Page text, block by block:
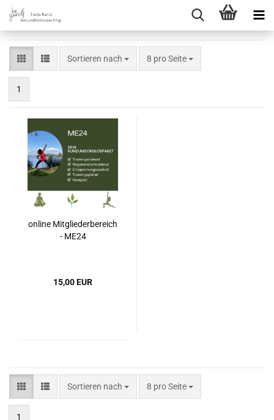
Sortieren nach 8 pro Seite
1
online Mitgliederbereich
- ME24
15,00 EUR
Sortieren nach 8 pro Seite
1